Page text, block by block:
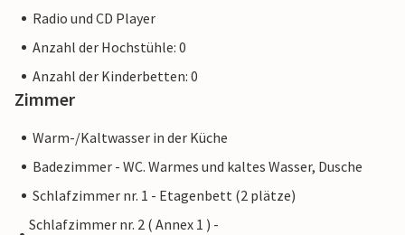
Radio und CD Player
Anzahl der Hochstühle: 0
Anzahl der Kinderbetten: 0
Zimmer
Warm-/Kaltwasser in der Küche
Badezimmer - WC. Warmes und kaltes Wasser, Dusche
Schlafzimmer nr. 1 - Etagenbett (2 plätze)
Schlafzimmer nr. 2 ( Annex 1 ) -